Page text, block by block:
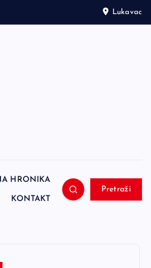
Lukavac
HRONIKA
KONTAKT
Pretraži